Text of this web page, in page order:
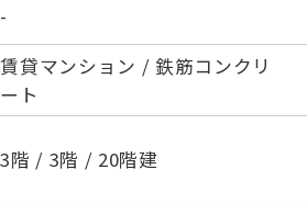
-
賃貸マンション / 鉄筋コンクリ
ート
3階 / 3階 / 20階建